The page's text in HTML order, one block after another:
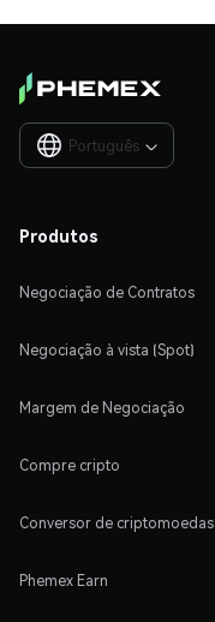
Português 
Produtos
Negociação de Contratos
Negociação à vista (Spot)
Margem de Negociação
Compre cripto
Conversor de criptomoedas
Phemex Earn